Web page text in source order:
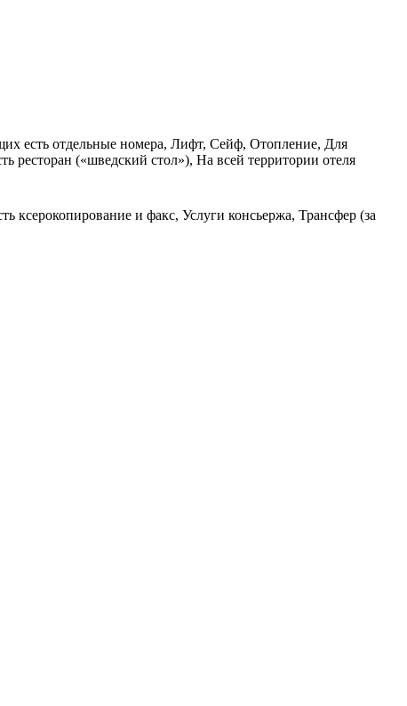
есть отдельные номера, Лифт, Сейф, Отопление, Для
ресторан («шведский стол»), На всей территории отеля
ксерокопирование и факс, Услуги консьержа, Трансфер (за